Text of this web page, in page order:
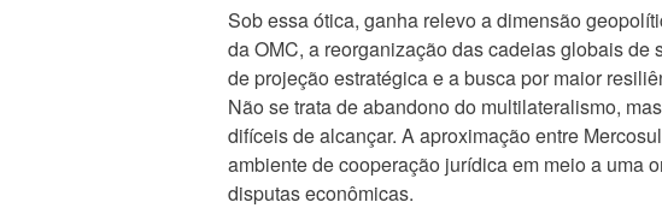
Sob essa ótica, ganha relevo a dimensão
da OMC, a reorganização das cadeias globais
de projeção estratégica e a busca por maior
Não se trata de abandono do multilateralismo,
difíceis de alcançar. A aproximação entre
ambiente de cooperação jurídica em meio a uma
disputas econômicas.